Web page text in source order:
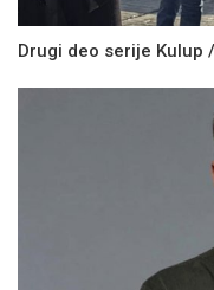
Drugi deo serije Kulup